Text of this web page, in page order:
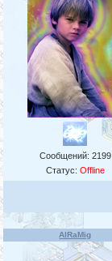
Сообщений: 2199
Статус: Offline
AlRaMig